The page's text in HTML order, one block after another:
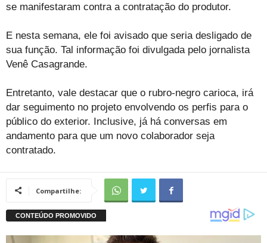
se manifestaram contra a contratação do produtor.
E nesta semana, ele foi avisado que seria desligado de
sua função. Tal informação foi divulgada pelo jornalista
Venê Casagrande.
Entretanto, vale destacar que o rubro-negro carioca, irá
dar seguimento no projeto envolvendo os perfis para o
público do exterior. Inclusive, já há conversas em
andamento para que um novo colaborador seja
contratado.
Compartilhe: